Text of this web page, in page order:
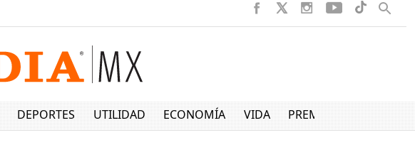
DEPORTES UTILIDAD ECONOMÍA VIDA PREMIUM